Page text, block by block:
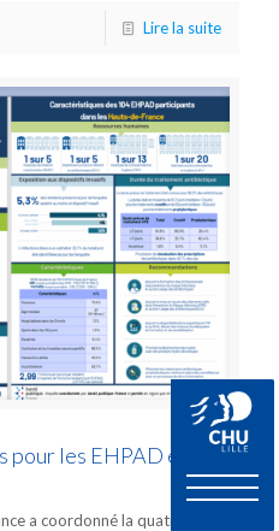
Lire la suite
les EHPAD en
a coordonné la quatrième